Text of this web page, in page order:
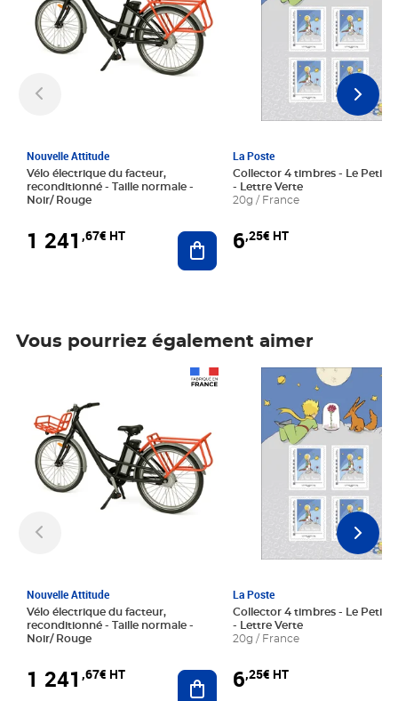
Nouvelle Attitude
Vélo électrique du facteur,
reconditionné - Taille normale -
Noir/ Rouge
1 241 ,67€ HT Ajouter au panier
La Poste
Collector 4 timbres - Le Petit
- Lettre Verte
20g / France
6,25€ HT
Vous pourriez également aimer
Nouvelle Attitude
Vélo électrique du facteur,
reconditionné - Taille normale -
Noir/ Rouge
1 241 ,67€ HT Ajouter au panier
La Poste
Collector 4 timbres - Le Petit
- Lettre Verte
20g / France
6,25€ HT
Prix 6,25€ HT